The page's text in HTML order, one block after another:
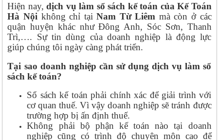
Hiện nay,dịch vụ làm sổ sách kế toán của Kế Toán
Hà Nội không chỉ tạiNam Từ Liêm mà còn ở các
quận huyện khác như Đông Anh, Sóc Sơn, Thanh
Trì,…. Sự tin dùng của doanh nghiệp là động lực
giúp chúng tôi ngày càng phát triển.
Tại sao doanh nghiệp cần sử dụng dịch vụ làm sổ
sách kế toán?
Sổ sách kế toán phải chính xác để giải trình với
cơ quan thuế. Vì vậy doanh nghiệp sẽ tránh được
trường hợp bị ấn định thuế.
Không phải bộ phận kế toán nào tại doanh
nghiệp cũng có trình độ chuyên môn cao để